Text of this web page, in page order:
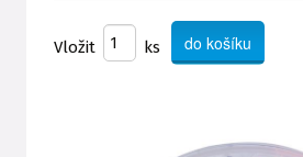
Vložit ks